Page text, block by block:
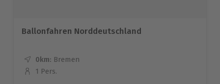
Ballonfahren Norddeutschland
0km: Entfernung
Standort
Bremen
Anzahl der Teilnehmer
1 Pers.